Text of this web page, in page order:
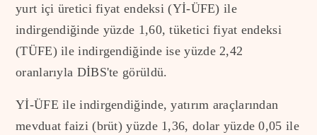
yurt içi üretici fiyat endeksi (Yİ-ÜFE) ile
indirgendiğinde yüzde 1,60, tüketici fiyat endeksi
(TÜFE) ile indirgendiğinde ise yüzde 2,42
oranlarıyla DİBS'te görüldü.
Yİ-ÜFE ile indirgendiğinde, yatırım araçlarından
mevduat faizi (brüt) yüzde 1,36, dolar yüzde 0,05 ile